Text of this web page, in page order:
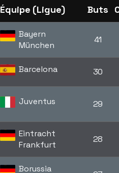
Équipe (Ligue) Buts
Bayern
München
41
Barcelona 30
Juventus 29
Eintracht
Frankfurt
28
Borussia